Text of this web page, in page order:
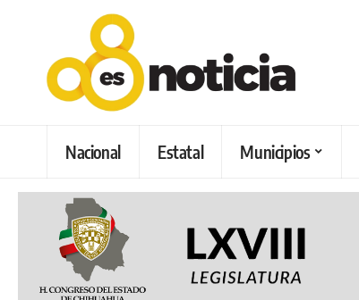
Nacional Estatal Municipios